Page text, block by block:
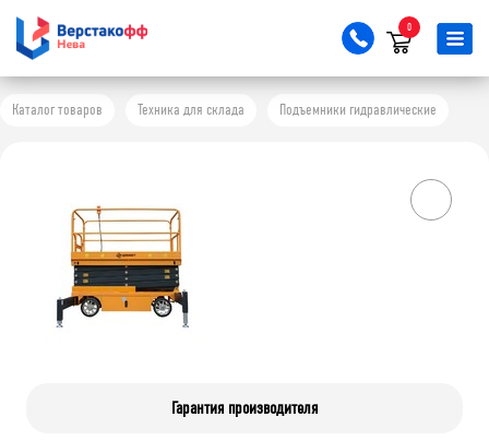
0
Каталог товаров Техника для склада Подъемники гидравлические
Гарантия производителя